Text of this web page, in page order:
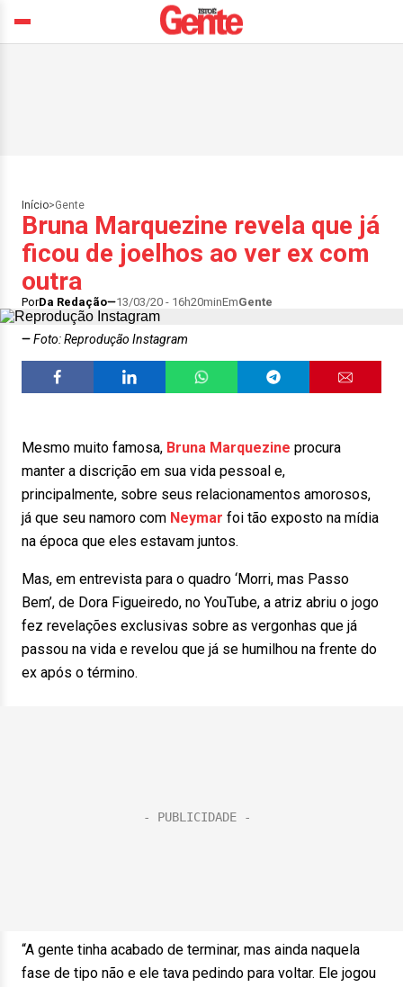
Início>Gente
Bruna Marquezine revela que já
ficou de joelhos ao ver ex com
outra
PorDa Redação 13/03/20 - 16h20minEmGente
Foto: Reprodução Instagram
Mesmo muito famosa, Bruna Marquezine procura
manter a discrição em sua vida pessoal e,
principalmente, sobre seus relacionamentos amorosos,
já que seu namoro com Neymar foi tão exposto na mídia
na época que eles estavam juntos.
Mas, em entrevista para o quadro ‘Morri, mas Passo
Bem’, de Dora Figueiredo, no YouTube, a atriz abriu o jogo
fez revelações exclusivas sobre as vergonhas que já
passou na vida e revelou que já se humilhou na frente do
ex após o término.
“A gente tinha acabado de terminar, mas ainda naquela
fase de tipo não e ele tava pedindo para voltar. Ele jogou